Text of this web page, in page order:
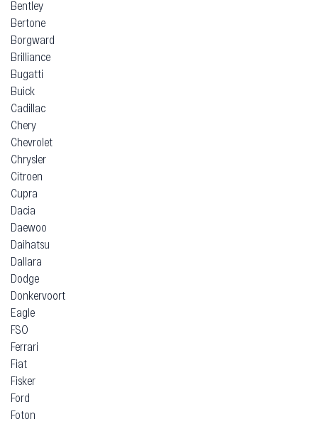
Bentley
Bertone
Borgward
Brilliance
Bugatti
Buick
Cadillac
Chery
Chevrolet
Chrysler
Citroen
Cupra
Dacia
Daewoo
Daihatsu
Dallara
Dodge
Donkervoort
Eagle
FSO
Ferrari
Fiat
Fisker
Ford
Foton